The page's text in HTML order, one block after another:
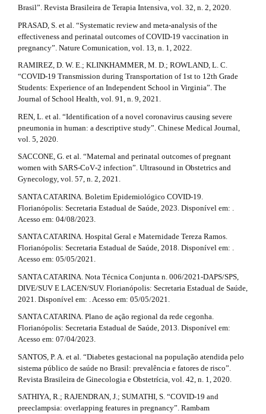
Brasil”. Revista Brasileira de Terapia Intensiva, vol. 32, n. 2, 2020.
PRASAD, S. et al. “Systematic review and meta-analysis of the
effectiveness and perinatal outcomes of COVID-19 vaccination in
pregnancy”. Nature Comunication, vol. 13, n. 1, 2022.
RAMIREZ, D. W. E.; KLINKHAMMER, M. D.; ROWLAND, L. C.
“COVID‐19 Transmission during Transportation of 1st to 12th Grade
Students: Experience of an Independent School in Virginia”. The
Journal of School Health, vol. 91, n. 9, 2021.
REN, L. et al. “Identification of a novel coronavirus causing severe
pneumonia in human: a descriptive study”. Chinese Medical Journal,
vol. 5, 2020.
SACCONE, G. et al. “Maternal and perinatal outcomes of pregnant
women with SARS‐CoV‐2 infection”. Ultrasound in Obstetrics and
Gynecology, vol. 57, n. 2, 2021.
SANTA CATARINA. Boletim Epidemiológico COVID-19.
Florianópolis: Secretaria Estadual de Saúde, 2023. Disponível em: .
Acesso em: 04/08/2023.
SANTA CATARINA. Hospital Geral e Maternidade Tereza Ramos.
Florianópolis: Secretaria Estadual de Saúde, 2018. Disponível em: .
Acesso em: 05/05/2021.
SANTA CATARINA. Nota Técnica Conjunta n. 006/2021-DAPS/SPS,
DIVE/SUV E LACEN/SUV. Florianópolis: Secretaria Estadual de Saúde,
2021. Disponível em: . Acesso em: 05/05/2021.
SANTA CATARINA. Plano de ação regional da rede cegonha.
Florianópolis: Secretaria Estadual de Saúde, 2013. Disponível em:
Acesso em: 07/04/2023.
SANTOS, P. A. et al. “Diabetes gestacional na população atendida pelo
sistema público de saúde no Brasil: prevalência e fatores de risco”.
Revista Brasileira de Ginecologia e Obstetrícia, vol. 42, n. 1, 2020.
SATHIYA, R.; RAJENDRAN, J.; SUMATHI, S. “COVID-19 and
preeclampsia: overlapping features in pregnancy”. Rambam